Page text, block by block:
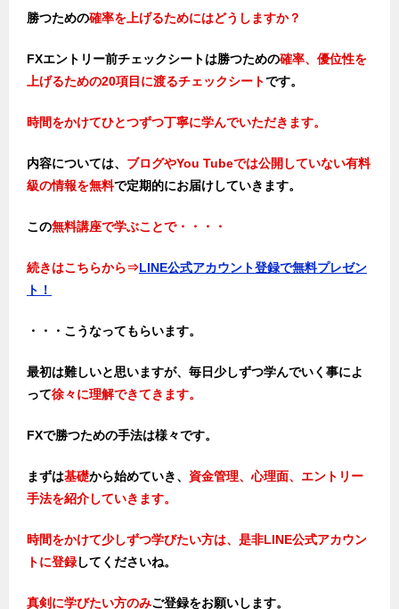
勝つための確率を上げるためにはどうしますか？
FXエントリー前チェックシートは勝つための確率、優位性を
上げるための20項目に渡るチェックシートです。
時間をかけてひとつずつ丁寧に学んでいただきます。
内容については、 ブログやYou Tubeでは公開していない有料
級の情報を無料で定期的にお届けしていきます。
この無料講座で学ぶことで・・・・
続きはこちらから⇒LINE公式アカウント登録で無料プレゼン
ト！
・・・こうなってもらいます。
最初は難しいと思いますが、毎日少しずつ学んでいく事によ
って徐々に理解できてきます。
FXで勝つための手法は様々です。
まずは基礎から始めていき、 資金管理、心理面、エントリー
手法を紹介していきます。
時間をかけて少しずつ学びたい方は、是非LINE公式アカウン
トに登録してくださいね。
真剣に学びたい方のみご登録をお願いします。